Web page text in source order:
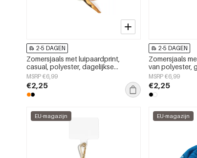
2-5 DAGEN
Zomersjaals met luipaardprint,
casual, polyester, dagelijkse
accessoires
MSRP €6,99
€2,25
2-5 DAGEN
Zomersjaals
van polyester,
dagelijks
MSRP €6,99
€2,25
EU-magazijn EU-magazijn